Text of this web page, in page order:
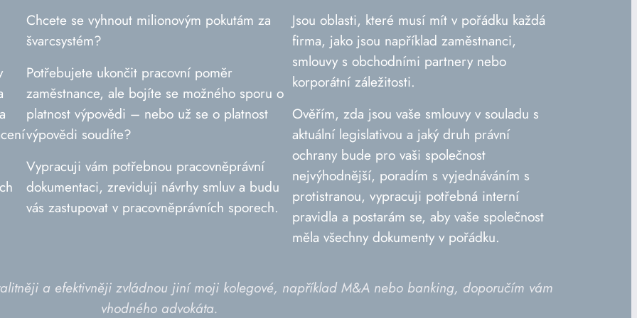
Chcete se vyhnout milionovým pokutám za
švarcsystém?
Potřebujete ukončit pracovní poměr
zaměstnance, ale bojíte se možného sporu o
platnost výpovědi – nebo už se o platnost
výpovědi soudíte?
Vypracuji vám potřebnou pracovněprávní
dokumentaci, zreviduji návrhy smluv a budu
vás zastupovat v pracovněprávních sporech.
Jsou oblasti, které musí mít v pořádku každá
firma, jako jsou například zaměstnanci,
smlouvy s obchodními partnery nebo
korporátní záležitosti.
Ověřím, zda jsou vaše smlouvy v souladu s
aktuální legislativou a jaký druh právní
ochrany bude pro vaši společnost
nejvýhodnější, poradím s vyjednáváním s
protistranou, vypracuji potřebná interní
pravidla a postarám se, aby vaše společnost
měla všechny dokumenty v pořádku.
a efektivněji zvládnou jiní moji kolegové, například M&A nebo banking, doporučím vám
vhodného advokáta.